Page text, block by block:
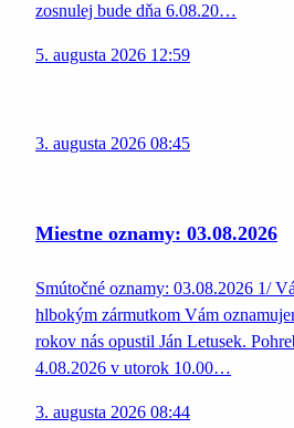
zosnulej bude dňa 6.08.20…
5. augusta 2026 12:59
3. augusta 2026 08:45
Miestne oznamy: 03.08.2026
Smútočné oznamy: 03.08.2026 1/
hlbokým zármutkom Vám
rokov nás opustil Ján Letusek.
4.08.2026 v utorok 10.00…
3. augusta 2026 08:44